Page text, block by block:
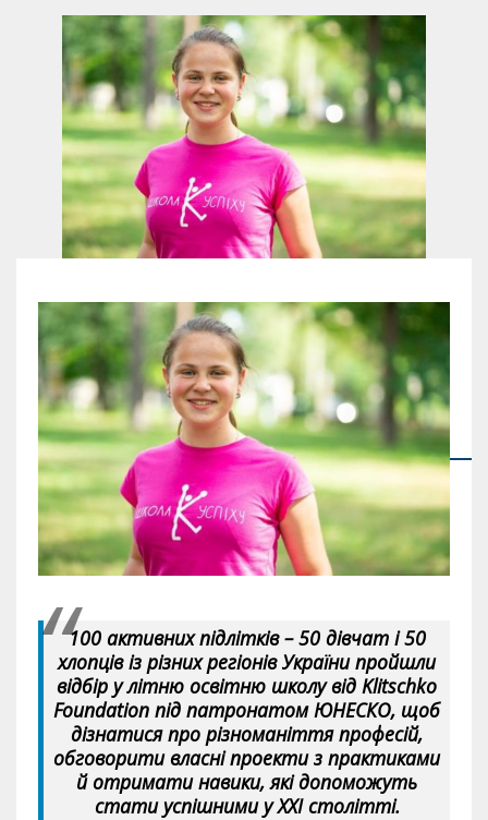
100 активних підлітків – 50 дівчат і 50
хлопців із різних регіонів України пройшли
відбір у літню освітню школу від Klitschko
Foundation під патронатом ЮНЕСКО, щоб
дізнатися про різноманіття професій,
обговорити власні проекти з практиками
й отримати навики, які допоможуть
стати успішними у XXI столітті.